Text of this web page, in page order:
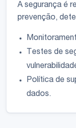
A segurança é
prevenção,
Testes de
Política de
dados.